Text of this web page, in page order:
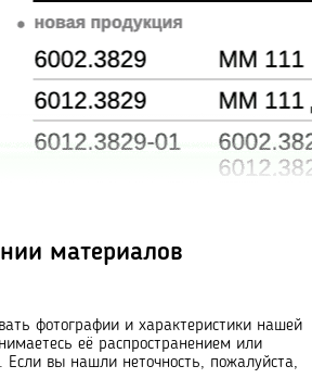
материалов
фотографии и характеристики нашей
её распространением или
Если вы нашли неточность, пожалуйста,